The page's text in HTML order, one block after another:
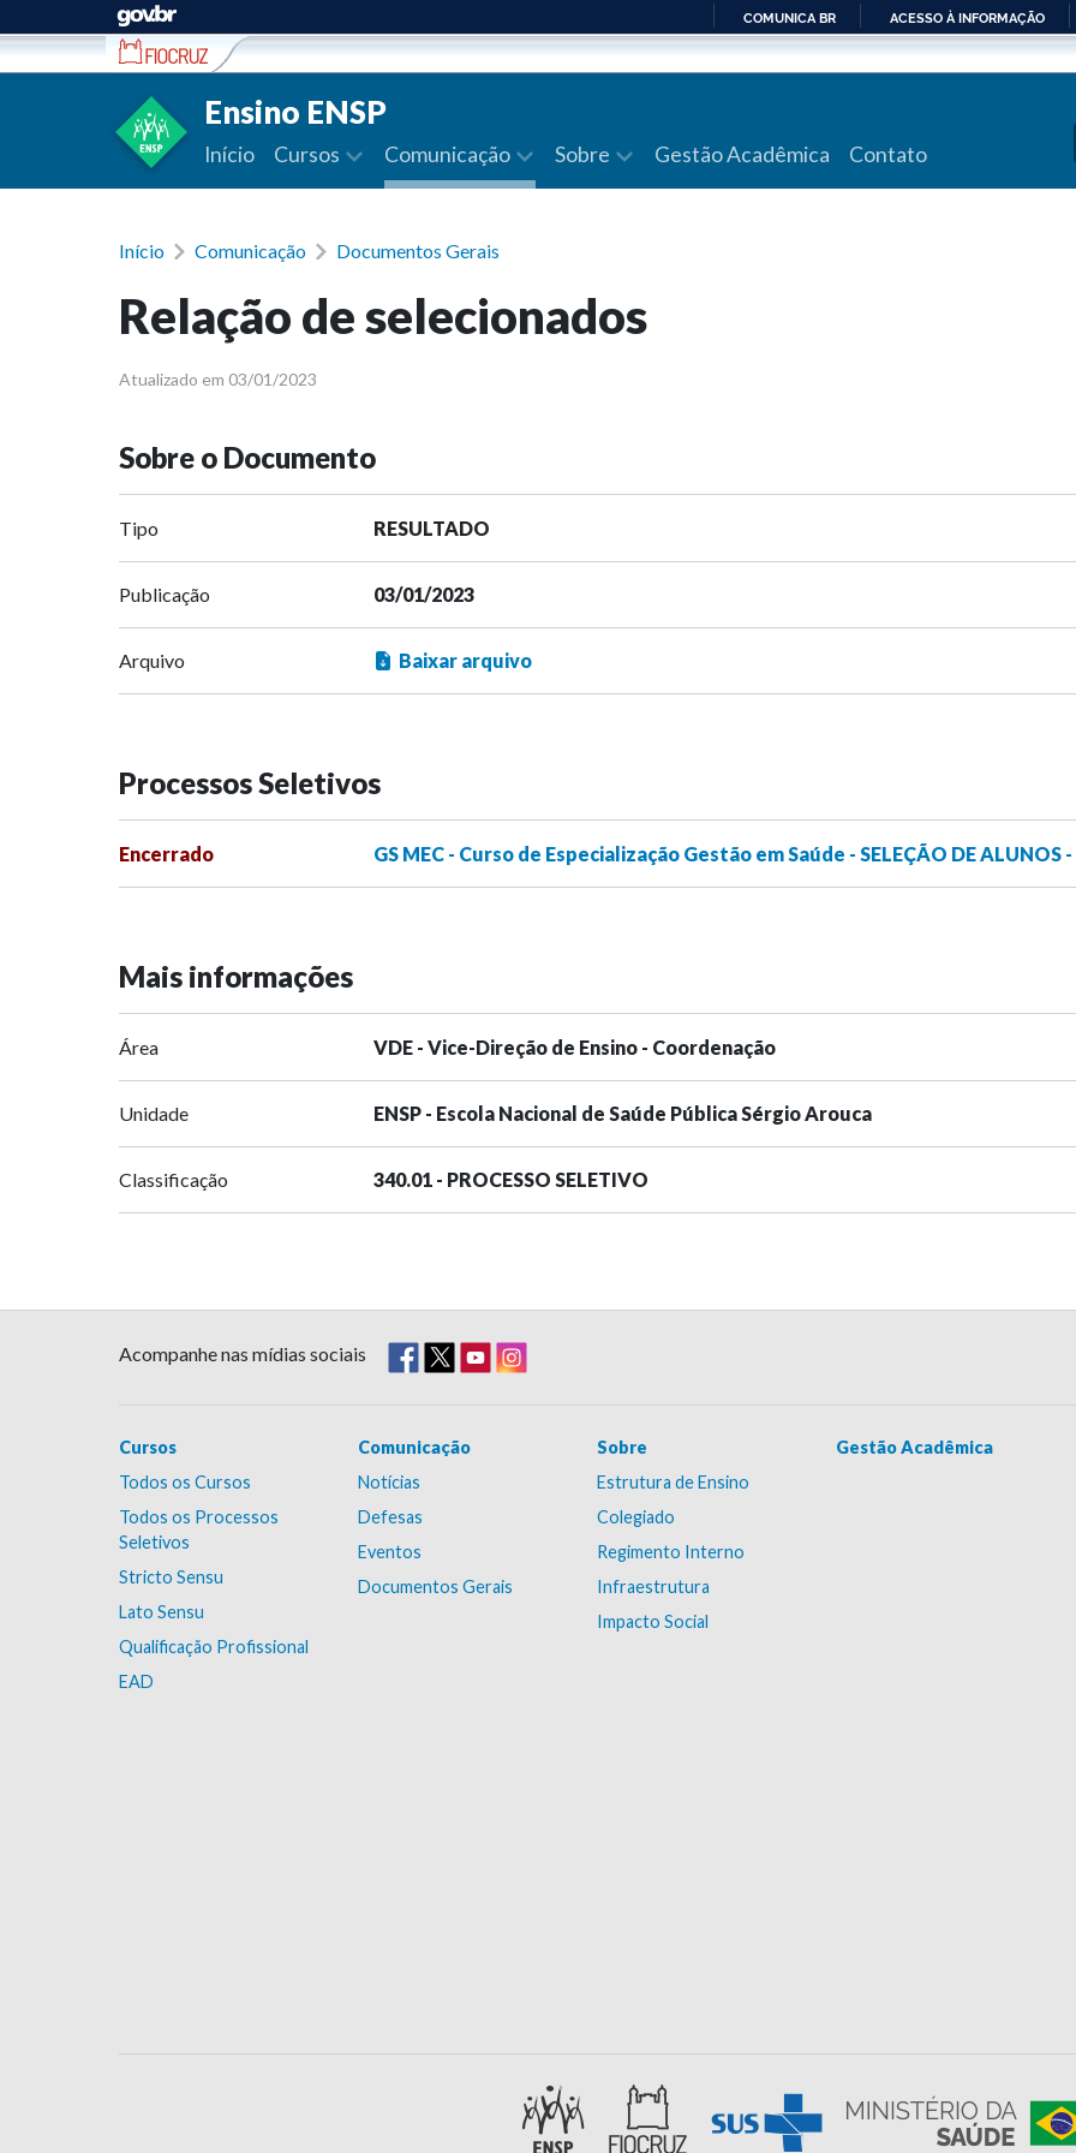
Ir para conteúdo
PARA
COMUNICA BR ACESSO À INFORMAÇÃO
Ensino ENSP
Início Cursos Comunicação Sobre Gestão Acadêmica Contato
Início Comunicação Documentos Gerais
Relação de selecionados
Atualizado em 03/01/2023
Sobre o Documento
Tipo RESULTADO
Publicação 03/01/2023
Arquivo Baixar arquivo
Processos Seletivos
Encerrado GS MEC - Curso de Especialização Gestão em Saúde - SELEÇÃO DE ALUNOS -
Mais informações
Área VDE - Vice-Direção de Ensino - Coordenação
Unidade ENSP - Escola Nacional de Saúde Pública Sérgio Arouca
Classificação 340.01 - PROCESSO SELETIVO
Acompanhe nas mídias sociais
Cursos
Todos os Cursos
Todos os Processos
Seletivos
Stricto Sensu
Lato Sensu
Qualificação Profissional
EAD
Comunicação
Notícias
Defesas
Eventos
Documentos Gerais
Sobre
Estrutura de Ensino
Colegiado
Regimento Interno
Infraestrutura
Impacto Social
Gestão Acadêmica